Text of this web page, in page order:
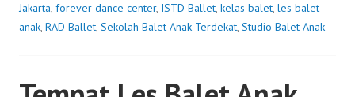
Jakarta, forever dance center, ISTD Ballet, kelas balet, les balet
anak, RAD Ballet, Sekolah Balet Anak Terdekat, Studio Balet Anak